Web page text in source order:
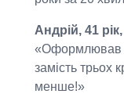
Андрій, 41
«Оформлював
замість трьох
менше!»